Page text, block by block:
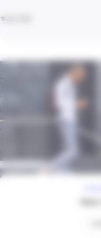
16 Avr 2026